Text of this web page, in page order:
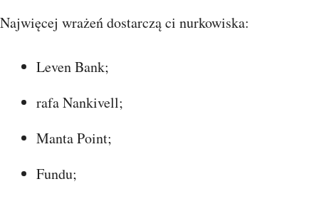
Najwięcej wrażeń dostarczą ci nurkowiska:
Leven Bank;
rafa Nankivell;
Manta Point;
Fundu;